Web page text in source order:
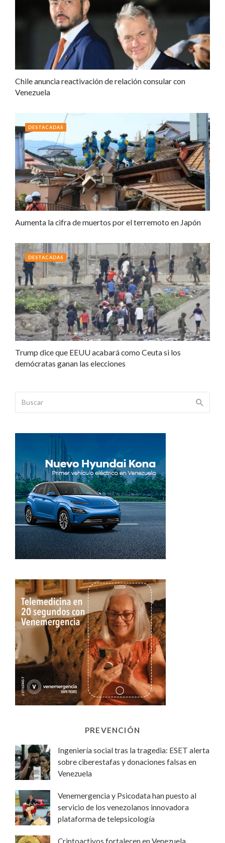
Chile anuncia reactivación de relación consular con
Venezuela
Aumenta la cifra de muertos por el terremoto en Japón
DESTACADAS
Trump dice que EEUU acabará como Ceuta si los
demócratas ganan las elecciones
DESTACADAS
PREVENCIÓN
Ingeniería social tras la tragedia: ESET alerta
sobre ciberestafas y donaciones falsas en
Venezuela
Venemergencia y Psicodata han puesto al
servicio de los venezolanos innovadora
plataforma de telepsicología
Criptoactivos fortalecen en Venezuela